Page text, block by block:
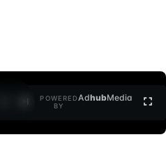
POWERED
BY
AdhubMedia